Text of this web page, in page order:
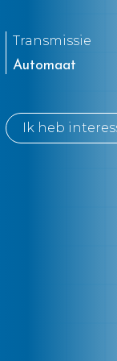
Transmissie
Automaat
Ik heb